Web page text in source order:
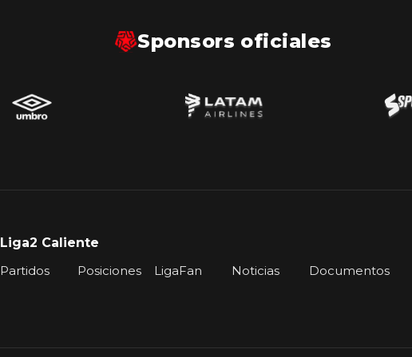
Sponsors oficiales
Liga2 Caliente
Partidos
Posiciones LigaFan Noticias Documentos